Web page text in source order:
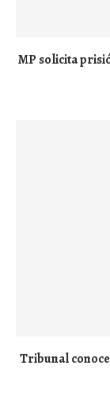
MP solicita
Tribunal